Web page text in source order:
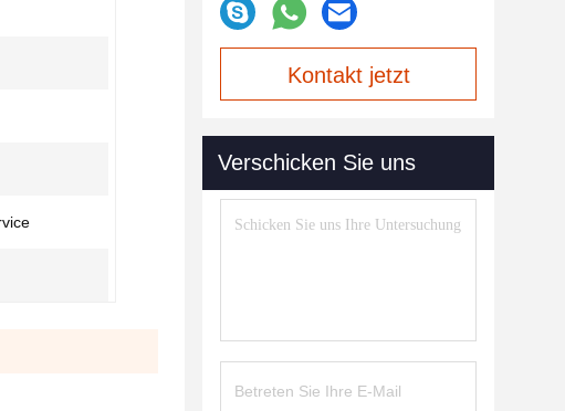
Kontakt jetzt
Verschicken Sie uns